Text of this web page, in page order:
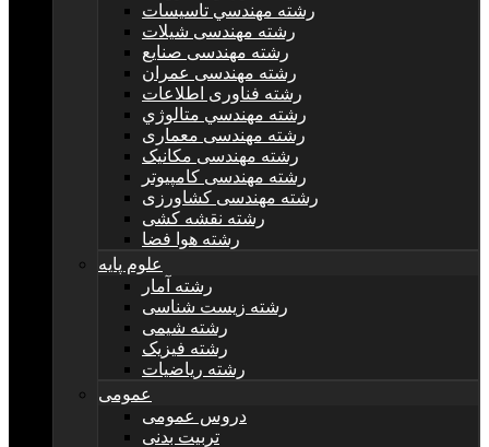
رشته مهندسي تاسيسات
رشته مهندسی شیلات
رشته مهندسی صنایع
رشته مهندسی عمران
رشته فناوری اطلاعات
رشته مهندسي متالوژي
رشته مهندسی معماری
رشته مهندسی مکانیک
رشته مهندسی کامپیوتر
رشته مهندسی کشاورزی
رشته نقشه کشی
رشته هوا فضا
علوم پایه
رشته آمار
رشته زیست شناسی
رشته شیمی
رشته فیزیک
رشته ریاضیات
عمومی
دروس عمومی
تربیت بدنی